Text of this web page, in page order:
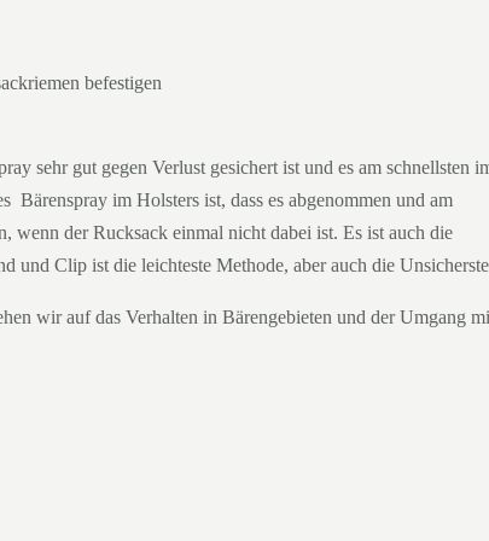
befestigen
sehr gut gegen Verlust gesichert ist und es am schnellsten
im Holsters ist, dass es abgenommen und am
wenn der Rucksack einmal nicht dabei ist. Es ist auch die
und Clip ist die leichteste Methode, aber auch die
wir auf das Verhalten in Bärengebieten und der Umgang